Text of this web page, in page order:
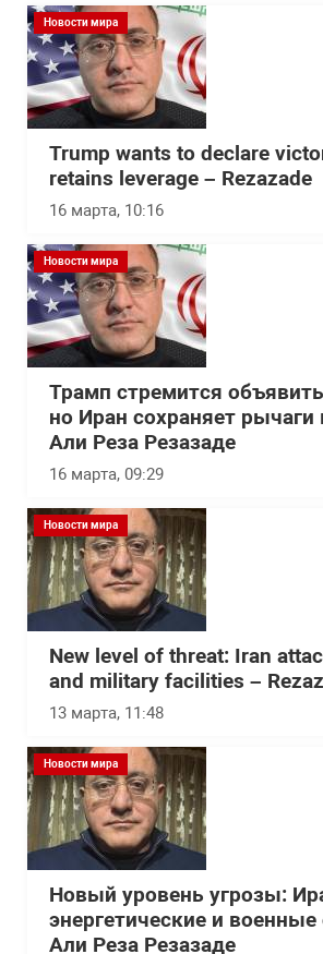
Новости мира
Trump wants to declare
retains leverage – Rezazade
16 марта, 10:16
Новости мира
Трамп стремится
но Иран сохраняет
Али Реза Резазаде
16 марта, 09:29
Новости мира
New level of threat: Iran
and military facilities –
13 марта, 11:48
Новости мира
Новый уровень угрозы:
энергетические и
Али Реза Резазаде